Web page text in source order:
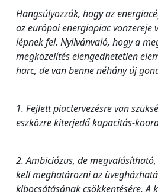
Hangsúlyozzák, hogy az
az európai energiapiac vonzereje
lépnek fel. Nyilvánvaló, hogy a
megközelítés elengedhetetlen
harc, de van benne néhány új
1. Fejlett piactervezésre van
eszközre kiterjedő kapacitás-
2. Ambiciózus, de
kell meghatározni az
kibocsátásának csökkentésére. A